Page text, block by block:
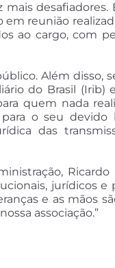
desafiadores.
em reunião
ao cargo, com
Além disso,
do Brasil (Irib)
quem nada
o seu devido
das
Ricardo
jurídicos e
e as mãos
associação.”